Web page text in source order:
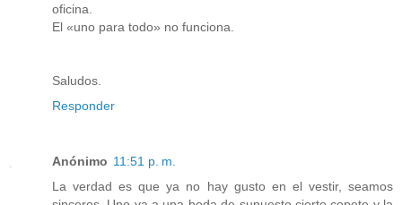
oficina.
El «uno para todo» no funciona.
Saludos.
Responder
Anónimo 11:51 p. m.
La verdad es que ya no hay gusto en el vestir, seamos